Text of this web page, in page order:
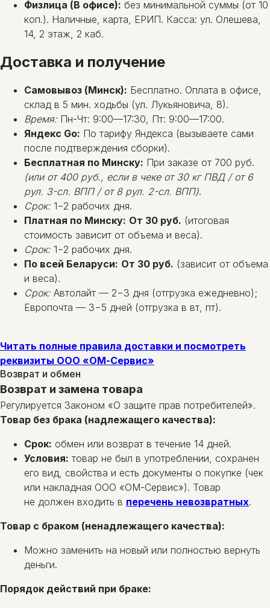
Физлица (В офисе): без минимальной суммы (от 10
коп.). Наличные, карта, ЕРИП. Касса: ул. Олешева,
14, 2 этаж, 2 каб.
Доставка и получение
Самовывоз (Минск): Бесплатно. Оплата в офисе,
склад в 5 мин. ходьбы (ул. Лукьяновича, 8).
Время: Пн-Чт: 9:00—17:30, Пт: 9:00—17:00.
Яндекс Go: По тарифу Яндекса (вызываете сами
после подтверждения сборки).
Бесплатная по Минску: При заказе от 700 руб.
(или от 400 руб., если в чеке от 30 кг ПВД / от 6
рул. 3-сл. ВПП / от 8 рул. 2-сл. ВПП).
Срок: 1−2 рабочих дня.
Платная по Минску: От 30 руб. (итоговая
стоимость зависит от объема и веса).
Срок: 1−2 рабочих дня.
По всей Беларуси: От 30 руб. (зависит от объема
и веса).
Срок: Автолайт — 2−3 дня (отгрузка ежедневно);
Европочта — 3−5 дней (отгрузка в вт, пт).
Читать полные правила доставки и посмотреть
реквизиты ООО «ОМ-Сервис»
Возврат и обмен
Возврат и замена товара
Регулируется Законом «О защите прав потребителей».
Товар без брака (надлежащего качества):
Срок: обмен или возврат в течение 14 дней.
Условия: товар не был в употреблении, сохранен
его вид, свойства и есть документы о покупке (чек
или накладная ООО «ОМ-Сервис»). Товар
не должен входить в перечень невозвратных.
Товар с браком (ненадлежащего качества):
Можно заменить на новый или полностью вернуть
деньги.
Порядок действий при браке: